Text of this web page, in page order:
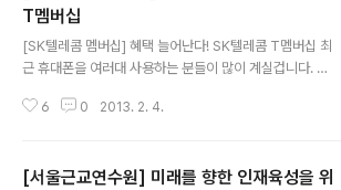
T멤버십
[SK텔레콤 멤버십] 혜택 늘어난다! SK텔레콤 T멤버십 최
근 휴대폰을 여러대 사용하는 분들이 많이 계실겁니다. 뿐
제품도 한대 정도는 가지고 계실텐데요. 예전에는 내가 이
를 강화하면서 1개 회선이 아닌 여러 회선의 스마트폰과 태
6 0 2013. 2. 4.
[서울근교연수원] 미래를 향한 인재육성을 위